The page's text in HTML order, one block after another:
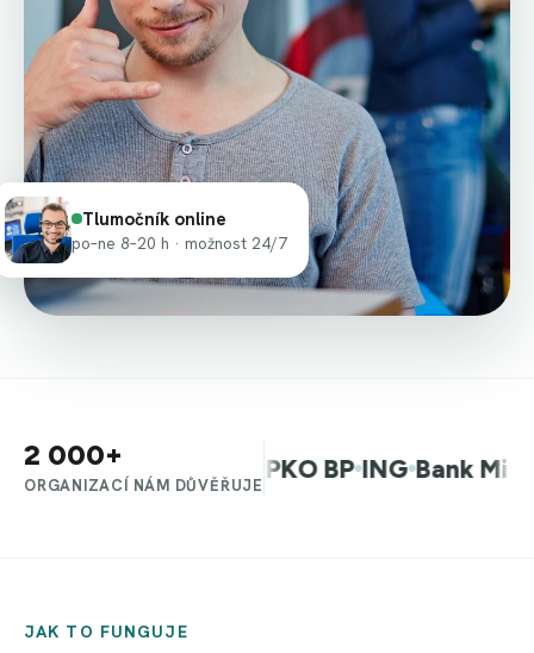
Tlumočník online
po–ne 8–20 h · možnost 24/7
2 000+
ORGANIZACÍ NÁM DŮVĚŘUJE
Varšava Allegro PKO BP ING Bank
JAK TO FUNGUJE